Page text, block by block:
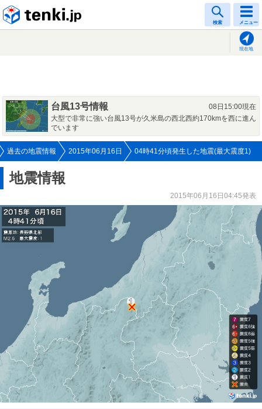
検索 メニュー
現在地
台風13号情報
08日15:00現在
大型で非常に強い台風13号が久米島の西北西約170kmを西に進ん
でいます
過去の地震情報 2015年06月16日 04時41分頃発生した地震(最大震度1)
地震情報
2015年06月16日04:45発表